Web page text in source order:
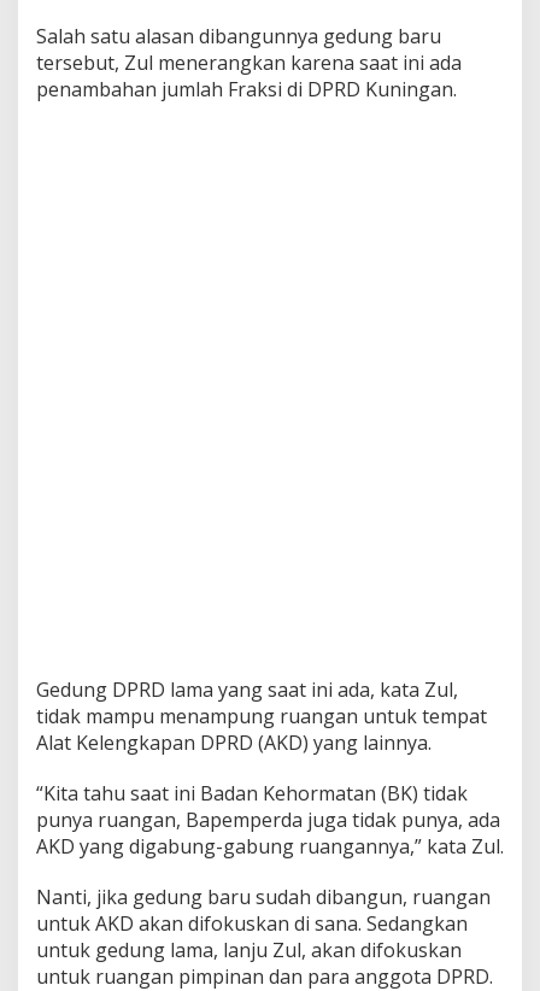
Salah satu alasan dibangunnya gedung baru
tersebut, Zul menerangkan karena saat ini ada
penambahan jumlah Fraksi di DPRD Kuningan.
Gedung DPRD lama yang saat ini ada, kata Zul,
tidak mampu menampung ruangan untuk tempat
Alat Kelengkapan DPRD (AKD) yang lainnya.
“Kita tahu saat ini Badan Kehormatan (BK) tidak
punya ruangan, Bapemperda juga tidak punya, ada
AKD yang digabung-gabung ruangannya,” kata Zul.
Nanti, jika gedung baru sudah dibangun, ruangan
untuk AKD akan difokuskan di sana. Sedangkan
untuk gedung lama, lanju Zul, akan difokuskan
untuk ruangan pimpinan dan para anggota DPRD.